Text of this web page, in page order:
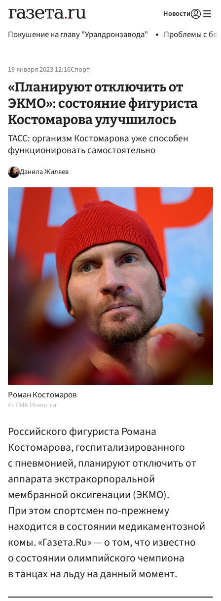
Новости
Покушение на главу "Уралдронзавода" Проблемы с
19 января 2023 12:16Спорт
«Планируют отключить от
ЭКМО»: состояние фигуриста
Костомарова улучшилось
ТАСС: организм Костомарова уже способен
функционировать самостоятельно
Данила Жиляев
Роман Костомаров
РИА Новости
Российского фигуриста Романа
Костомарова, госпитализированного
с пневмонией, планируют отключить от
аппарата экстракорпоральной
мембранной оксигенации (ЭКМО).
При этом спортсмен по-прежнему
находится в состоянии медикаментозной
комы. «Газета.Ru» — о том, что известно
о состоянии олимпийского чемпиона
в танцах на льду на данный момент.